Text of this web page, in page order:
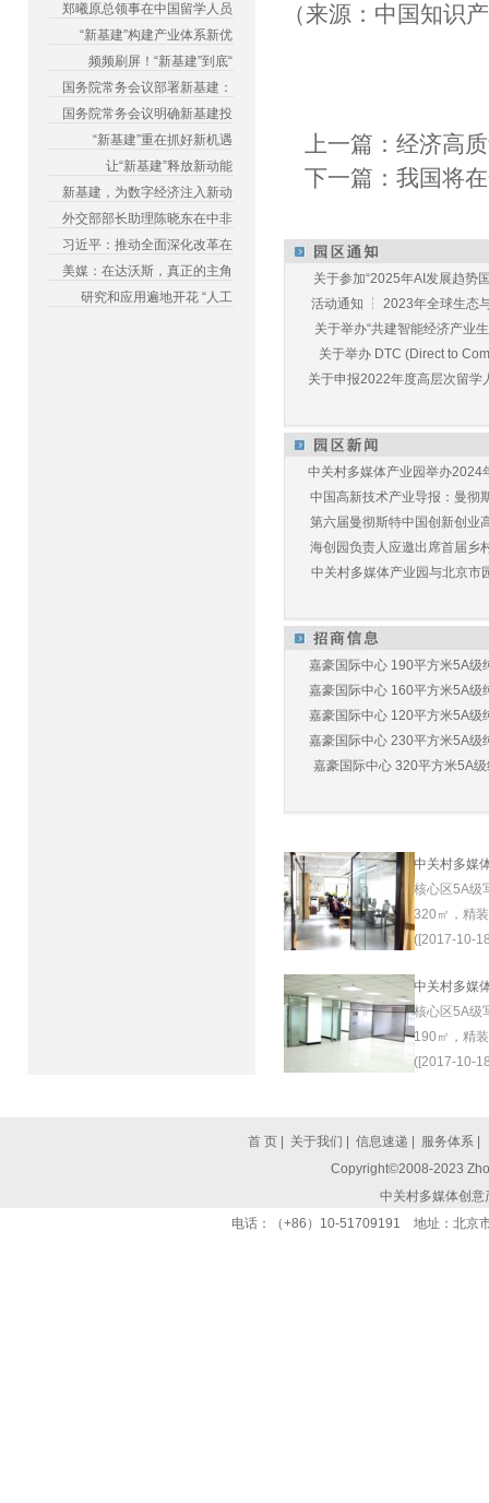
郑曦原总领事在中国留学人员
“新基建”构建产业体系新优
频频刷屏！“新基建”到底“
国务院常务会议部署新基建：
国务院常务会议明确新基建投
“新基建”重在抓好新机遇
让“新基建”释放新动能
新基建，为数字经济注入新动
外交部部长助理陈晓东在中非
习近平：推动全面深化改革在
美媒：在达沃斯，真正的主角
研究和应用遍地开花 “人工
（来源：中国知识
上一篇：经济高
下一篇：我国将
关于参加“2025年AI发展趋势
活动通知 ┆ 2023年全球生态
关于举办“共建智能经济产业
关于举办 DTC (Direct to
关于申报2022年度高层次留学
中关村多媒体产业园举办2024
中国高新技术产业导报：曼彻
第六届曼彻斯特中国创新创业
海创园负责人应邀出席首届乡
中关村多媒体产业园与北京市
嘉豪国际中心 190平方米5A级
嘉豪国际中心 160平方米5A级
嘉豪国际中心 120平方米5A级
嘉豪国际中心 230平方米5A级
嘉豪国际中心 320平方米5A
中关村多媒
核心区5A级
320㎡，精
([2017-10-
中关村多媒
核心区5A级
190㎡，精
([2017-10-
首 页 关于我们 信息速递 服务体系
Copyright©2008-2023
中关村多媒体创
电话：（+86）10-51709191 地址：北京